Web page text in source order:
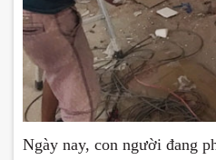
Ngày nay, con người đang